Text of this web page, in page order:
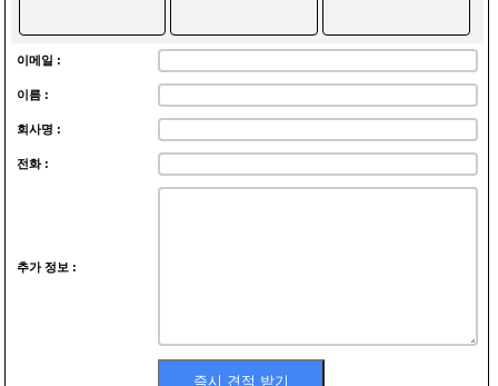
이메일 :
이름 :
회사명 :
전화 :
추가 정보 :